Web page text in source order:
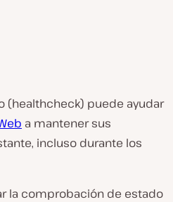
(healthcheck) puede ayudar
a mantener sus
incluso durante los
la comprobación de estado